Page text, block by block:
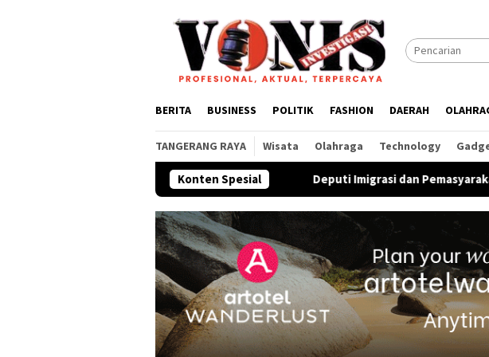
BERITA BUSINESS POLITIK FASHION DAERAH
TANGERANG RAYA Wisata Olahraga Technology
Konten Spesial
Deputi Imigrasi dan Pemasyarakatan Kemenko